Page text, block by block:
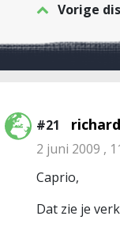
Vorige
#21 richard
2 juni 2009 ,
Caprio,
Dat zie je